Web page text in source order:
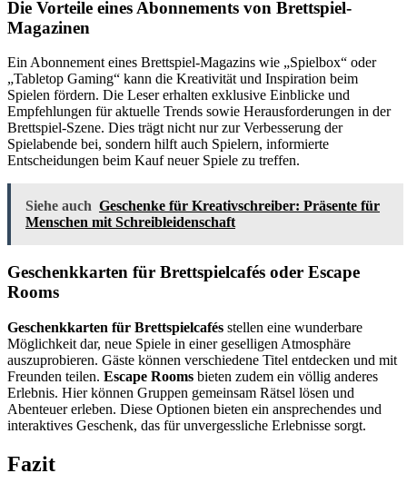
Die Vorteile eines Abonnements von Brettspiel-
Magazinen
Ein Abonnement eines Brettspiel-Magazins wie „Spielbox“ oder
„Tabletop Gaming“ kann die Kreativität und Inspiration beim
Spielen fördern. Die Leser erhalten exklusive Einblicke und
Empfehlungen für aktuelle Trends sowie Herausforderungen in der
Brettspiel-Szene. Dies trägt nicht nur zur Verbesserung der
Spielabende bei, sondern hilft auch Spielern, informierte
Entscheidungen beim Kauf neuer Spiele zu treffen.
Siehe auch Geschenke für Kreativschreiber: Präsente für
Menschen mit Schreibleidenschaft
Geschenkkarten für Brettspielcafés oder Escape
Rooms
Geschenkkarten für Brettspielcafés stellen eine wunderbare
Möglichkeit dar, neue Spiele in einer geselligen Atmosphäre
auszuprobieren. Gäste können verschiedene Titel entdecken und mit
Freunden teilen. Escape Rooms bieten zudem ein völlig anderes
Erlebnis. Hier können Gruppen gemeinsam Rätsel lösen und
Abenteuer erleben. Diese Optionen bieten ein ansprechendes und
interaktives Geschenk, das für unvergessliche Erlebnisse sorgt.
Fazit